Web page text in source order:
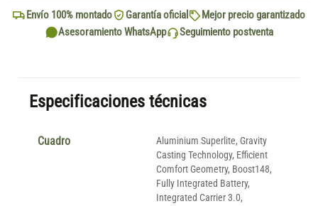
Envío 100% montado Garantía oficial
Mejor precio garantizado
Asesoramiento WhatsApp
Seguimiento postventa
Especificaciones técnicas
Cuadro
Aluminium Superlite, Gravity
Casting Technology, Efficient
Comfort Geometry, Boost148,
Fully Integrated Battery,
Integrated Carrier 3.0,